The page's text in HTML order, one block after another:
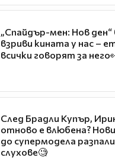
„Спайдър-мен: Нов ден“
взриви кината у нас –
всички говорят за
След Брадли Купър,
отново е влюбена?
до супермодела
слухове🧐